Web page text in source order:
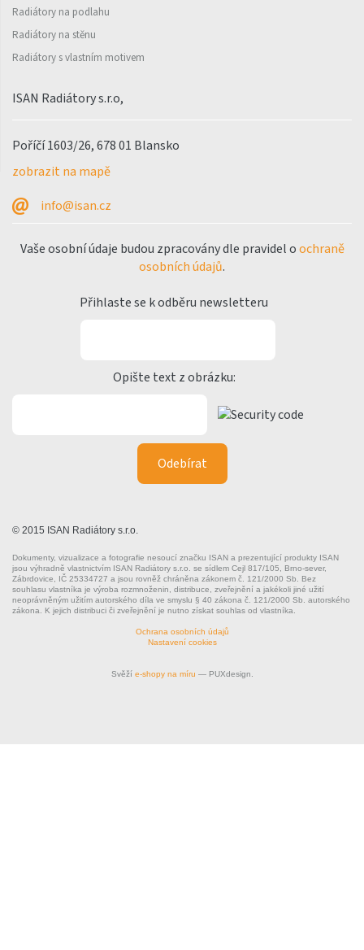
Variant Photo
Zoya Inox
ISAN
Radiátory na podlahu
Radiátory na stěnu
Radiátory s vlastním motivem
ISAN Radiátory s.r.o,
Poříčí 1603/26, 678 01 Blansko
zobrazit na mapě
info@isan.cz
Vaše osobní údaje budou zpracovány dle pravidel oochraně
osobních údajů.
Přihlaste se k odběru newsletteru
Opište text z obrázku:
© 2015 ISAN Radiátory s.r.o.
Dokumenty, vizualizace a fotografie nesoucí značku ISAN a prezentující produkty ISAN
jsou výhradně vlastnictvím ISAN Radiátory s.r.o. se sídlem Cejl 817/105, Brno-sever,
Zábrdovice, IČ 25334727 a jsou rovněž chráněna zákonem č. 121/2000 Sb. Bez
souhlasu vlastníka je výroba rozmnoženin, distribuce, zveřejnění a jakékoli jiné užití
neoprávněným užitím autorského díla ve smyslu § 40 zákona č. 121/2000 Sb. autorského
zákona. K jejich distribuci či zveřejnění je nutno získat souhlas od vlastníka.
Ochrana osobních údajů
Nastavení cookies
Svěží e-shopy na míru — PUXdesign.